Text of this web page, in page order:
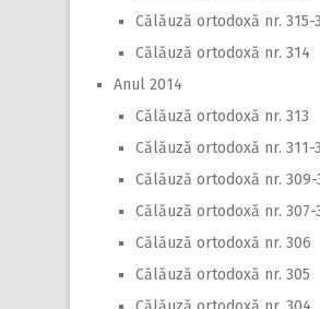
Călăuză ortodoxă nr. 315-
Călăuză ortodoxă nr. 314
Anul 2014
Călăuză ortodoxă nr. 313
Călăuză ortodoxă nr. 311-
Călăuză ortodoxă nr. 309-
Călăuză ortodoxă nr. 307-
Călăuză ortodoxă nr. 306
Călăuză ortodoxă nr. 305